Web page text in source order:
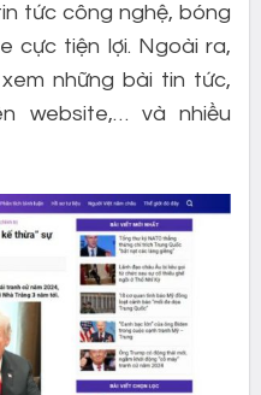
tức công nghệ, bóng
cực tiện lợi. Ngoài ra,
những bài tin tức,
website,… và nhiều